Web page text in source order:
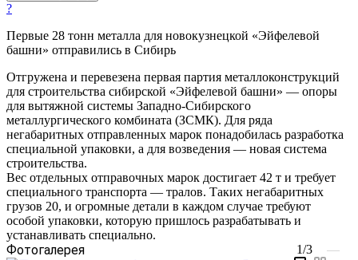
?
Первые 28 тонн металла для новокузнецкой «Эйфелевой
башни» отправились в Сибирь
Отгружена и перевезена первая партия металлоконструкций
для строительства сибирской «Эйфелевой башни» — опоры
для вытяжной системы Западно-Сибирского
металлургического комбината (ЗСМК). Для ряда
негабаритных отправленных марок понадобилась разработка
специальной упаковки, а для возведения — новая система
строительства.
Вес отдельных отправочных марок достигает 42 т и требует
специального транспорта — тралов. Таких негабаритных
грузов 20, и огромные детали в каждом случае требуют
особой упаковки, которую пришлось разрабатывать и
устанавливать специально.
Фотогалерея 1/3 —